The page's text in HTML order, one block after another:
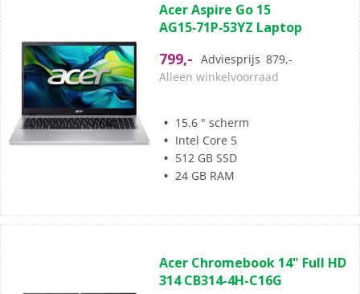
van
de
sterren.
Acer Aspire Go 15
AG15‑71P‑53YZ Laptop
799,- Adviesprijs 879,-
Alleen winkelvoorraad
15.6 " scherm
Intel Core 5
512 GB SSD
24 GB RAM
van
de
Acer Chromebook 14" Full HD
314 CB314-4H-C16G